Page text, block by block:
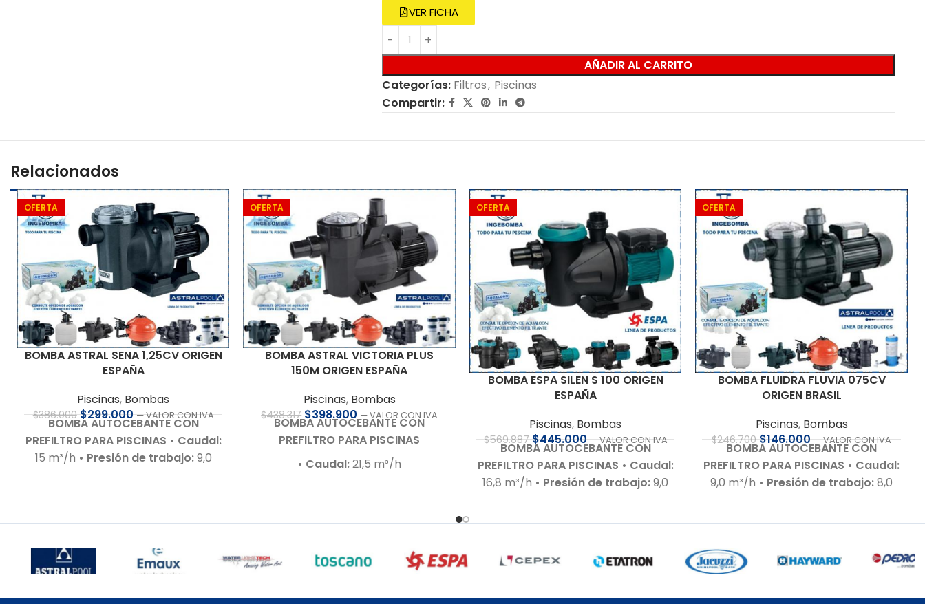
VER FICHA
AÑADIR AL CARRITO
Categorías: Filtros, Piscinas
Compartir:
Relacionados
OFERTA
BOMBA ASTRAL SENA 1,25CV ORIGEN
ESPAÑA
Piscinas, Bombas
$386.000 $299.000 — VALOR CON IVA
BOMBA AUTOCEBANTE CON
PREFILTRO PARA PISCINAS • Caudal:
15 m³/h • Presión de trabajo:9,0
conexiones para 50 mm• Cuerpo
hidráulico:En polipropileno de alta
calidad• Garantía:
Según cláusula
del fabricante
• Sello mecánico:
Especial AISI 316 y óxido de alúmina•
OFERTA
BOMBA ASTRAL VICTORIA PLUS
150M ORIGEN ESPAÑA
Piscinas, Bombas
$438.317 $398.900 — VALOR CON IVA
BOMBA AUTOCEBANTE CON
PREFILTRO PARA PISCINAS
• Caudal:21,5 m³/h
Racor de conexiones para
63 mm
OFERTA
BOMBA ESPA SILEN S 100 ORIGEN
ESPAÑA
Piscinas, Bombas
$569.887 $445.000 — VALOR CON IVA
BOMBA AUTOCEBANTE CON
PREFILTRO PARA PISCINAS • Caudal:
16,8 m³/h • Presión de trabajo:9,0
Incluye:
Racor de conexiones para
63 x 50 mm • Compatible con:Agua
OFERTA
BOMBA FLUIDRA FLUVIA 075CV
ORIGEN BRASIL
Piscinas, Bombas
$246.700 $146.000 — VALOR CON IVA
BOMBA AUTOCEBANTE CON
PREFILTRO PARA PISCINAS • Caudal:
9,0 m³/h • Presión de trabajo:8,0
conexiones para 50 mm
• Cuerpo
hidráulico:
En tecnopolímeros de